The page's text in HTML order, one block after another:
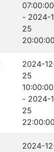
- 2024-
25
2024-
25
- 2024-
25
2024-